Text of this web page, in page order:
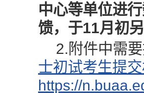
中心等单位进
馈， 于11月初另
2.附件中需
士初试考生提
https://